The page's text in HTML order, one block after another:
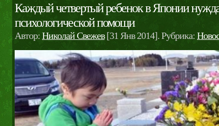
Каждый четвертый ребенок в Японии
психологической помощи
Автор: Николай Свежев[31 Янв 2014]. Рубрика: